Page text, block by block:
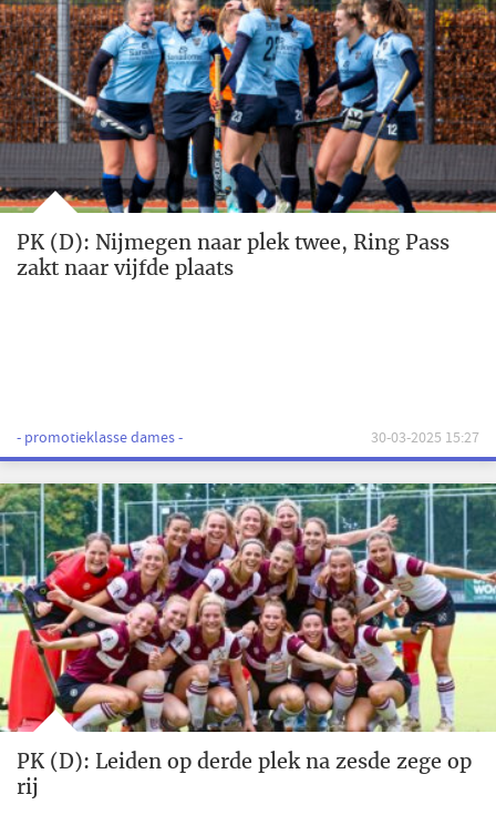
PK (D): Nijmegen naar plek twee, Ring Pass
zakt naar vijfde plaats
- promotieklasse dames - 30-03-2025 15:27
PK (D): Leiden op derde plek na zesde zege op
rij